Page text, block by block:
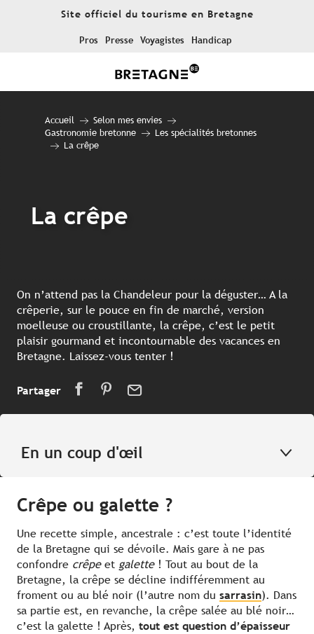
Site officiel du tourisme en Bretagne
Pros Presse Voyagistes Handicap
Accueil
Selon mes envies
Gastronomie bretonne
Les spécialités bretonnes
La crêpe
La crêpe
On n’attend pas la Chandeleur pour la déguster… A la
crêperie, sur le pouce en fin de marché, version
moelleuse ou croustillante, la crêpe, c’est le petit
plaisir gourmand et incontournable des vacances en
Bretagne. Laissez-vous tenter !
Partager
En un coup d'œil
Crêpe ou galette ?
Une recette simple, ancestrale : c’est toute l’identité
de la Bretagne qui se dévoile. Mais gare à ne pas
confondre crêpeet galette! Tout au bout de la
Bretagne, la crêpe se décline indifféremment au
froment ou au blé noir (l’autre nom du sarrasin). Dans
sa partie est, en revanche, la crêpe salée au blé noir…
c’est la galette ! Après, tout est question d’épaisseur